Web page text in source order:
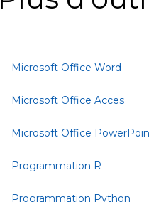
Microsoft Office Word
Microsoft Office Acces
Microsoft Office
Programmation R
Programmation Python